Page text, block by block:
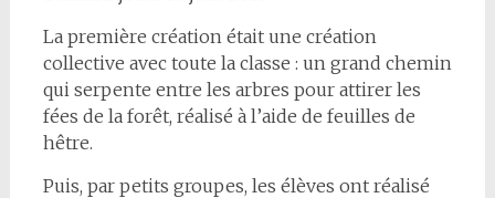
La première création était une création
collective avec toute la classe : un grand chemin
qui serpente entre les arbres pour attirer les
fées de la forêt, réalisé à l’aide de feuilles de
hêtre.
Puis, par petits groupes, les élèves ont réalisé